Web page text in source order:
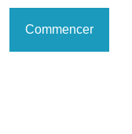
Commencer